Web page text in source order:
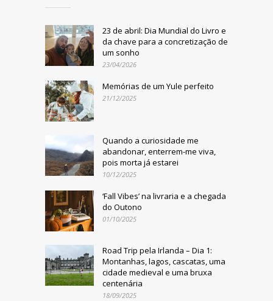
23 de abril: Dia Mundial do Livro e
da chave para a concretização de
um sonho
23/04/2026
Memórias de um Yule perfeito
21/12/2025
Quando a curiosidade me
abandonar, enterrem-me viva,
pois morta já estarei
10/12/2025
‘Fall Vibes’ na livraria e a chegada
do Outono
01/10/2025
Road Trip pela Irlanda – Dia 1:
Montanhas, lagos, cascatas, uma
cidade medieval e uma bruxa
centenária
18/09/2025